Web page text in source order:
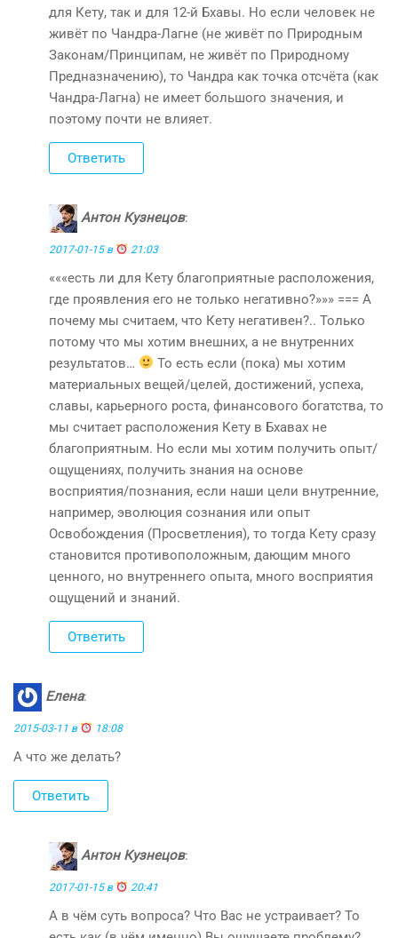
для Кету, так и для 12-й Бхавы. Но если человек не
живёт по Чандра-Лагне (не живёт по Природным
Законам/Принципам, не живёт по Природному
Предназначению), то Чандра как точка отсчёта (как
Чандра-Лагна) не имеет большого значения, и
поэтому почти не влияет.
Ответить
Антон Кузнецов:
2017-01-15 в 21:03
«««есть ли для Кету благоприятные расположения,
где проявления его не только негативно?»»» === А
почему мы считаем, что Кету негативен?.. Только
потому что мы хотим внешних, а не внутренних
результатов…
То есть если (пока) мы хотим
материальных вещей/целей, достижений, успеха,
славы, карьерного роста, финансового богатства, то
мы считает расположения Кету в Бхавах не
благоприятным. Но если мы хотим получить опыт/
ощущениях, получить знания на основе
восприятия/познания, если наши цели внутренние,
например, эволюция сознания или опыт
Освобождения (Просветления), то тогда Кету сразу
становится противоположным, дающим много
ценного, но внутреннего опыта, много восприятия
ощущений и знаний.
Ответить
Елена:
2015-03-11 в 18:08
А что же делать?
Ответить
Антон Кузнецов:
2017-01-15 в 20:41
А в чём суть вопроса? Что Вас не устраивает? То